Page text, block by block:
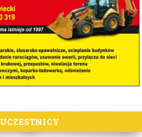
UCZESTNICY